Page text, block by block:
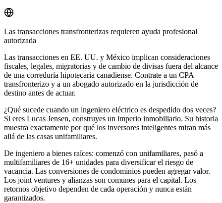
Las transacciones transfronterizas requieren ayuda profesional
autorizada
Las transacciones en EE. UU. y México implican consideraciones
fiscales, legales, migratorias y de cambio de divisas fuera del alcance
de una correduría hipotecaria canadiense. Contrate a un CPA
transfronterizo y a un abogado autorizado en la jurisdicción de
destino antes de actuar.
¿Qué sucede cuando un ingeniero eléctrico es despedido dos veces?
Si eres Lucas Jensen, construyes un imperio inmobiliario. Su historia
muestra exactamente por qué los inversores inteligentes miran más
allá de las casas unifamiliares.
De ingeniero a bienes raíces: comenzó con unifamiliares, pasó a
multifamiliares de 16+ unidades para diversificar el riesgo de
vacancia. Las conversiones de condominios pueden agregar valor.
Los joint ventures y alianzas son comunes para el capital. Los
retornos objetivo dependen de cada operación y nunca están
garantizados.